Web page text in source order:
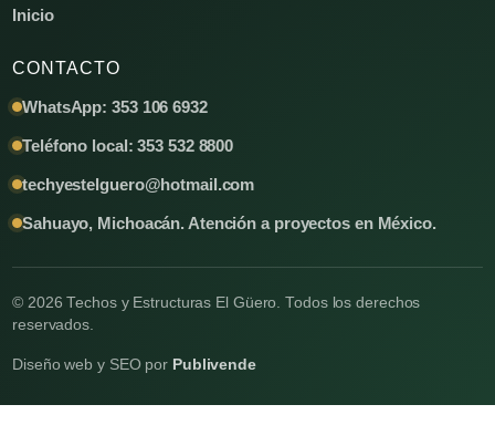
Inicio
CONTACTO
WhatsApp: 353 106 6932
Teléfono local: 353 532 8800
techyestelguero@hotmail.com
Sahuayo, Michoacán. Atención a proyectos en México.
© 2026 Techos y Estructuras El Güero. Todos los derechos
reservados.
Diseño web y SEO por Publivende